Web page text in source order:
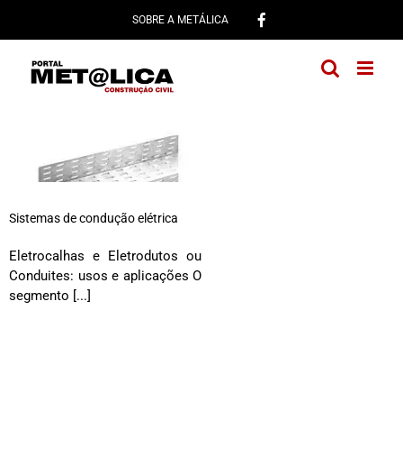
conteúdo
SOBRE A METÁLICA
Sistemas de condução elétrica
Eletrocalhas e Eletrodutos ou
Conduites: usos e aplicações O
segmento [...]